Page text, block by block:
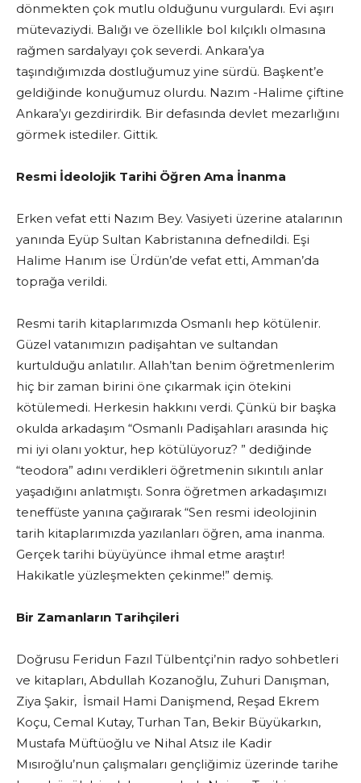
dönmekten çok mutlu olduğunu vurgulardı. Evi aşırı
mütevaziydi. Balığı ve özellikle bol kılçıklı olmasına
rağmen sardalyayı çok severdi. Ankara’ya
taşındığımızda dostluğumuz yine sürdü. Başkent’e
geldiğinde konuğumuz olurdu. Nazım -Halime çiftine
Ankara’yı gezdirirdik. Bir defasında devlet mezarlığını
görmek istediler. Gittik.
Resmi İdeolojik Tarihi Öğren Ama İnanma
Erken vefat etti Nazım Bey. Vasiyeti üzerine atalarının
yanında Eyüp Sultan Kabristanına defnedildi. Eşi
Halime Hanım ise Ürdün’de vefat etti, Amman’da
toprağa verildi.
Resmi tarih kitaplarımızda Osmanlı hep kötülenir.
Güzel vatanımızın padişahtan ve sultandan
kurtulduğu anlatılır. Allah’tan benim öğretmenlerim
hiç bir zaman birini öne çıkarmak için ötekini
kötülemedi. Herkesin hakkını verdi. Çünkü bir başka
okulda arkadaşım “Osmanlı Padişahları arasında hiç
mi iyi olanı yoktur, hep kötülüyoruz? ” dediğinde
“teodora” adını verdikleri öğretmenin sıkıntılı anlar
yaşadığını anlatmıştı. Sonra öğretmen arkadaşımızı
teneffüste yanına çağırarak “Sen resmi ideolojinin
tarih kitaplarımızda yazılanları öğren, ama inanma.
Gerçek tarihi büyüyünce ihmal etme araştır!
Hakikatle yüzleşmekten çekinme!” demiş.
Bir Zamanların Tarihçileri
Doğrusu Feridun Fazıl Tülbentçi’nin radyo sohbetleri
ve kitapları, Abdullah Kozanoğlu, Zuhuri Danışman,
Ziya Şakir, İsmail Hami Danişmend, Reşad Ekrem
Koçu, Cemal Kutay, Turhan Tan, Bekir Büyükarkın,
Mustafa Müftüoğlu ve Nihal Atsız ile Kadir
Mısıroğlu’nun çalışmaları gençliğimiz üzerinde tarihe